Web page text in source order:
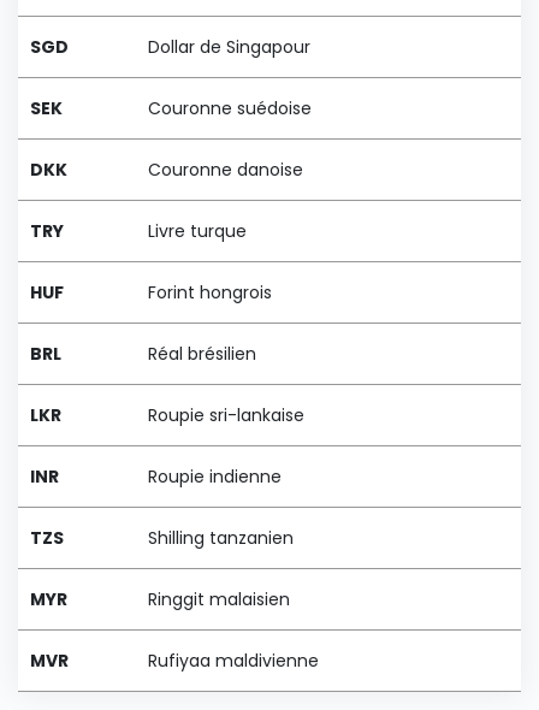
SGD Dollar de Singapour
SEK Couronne suédoise
DKK Couronne danoise
TRY Livre turque
HUF Forint hongrois
BRL Réal brésilien
LKR Roupie sri-lankaise
INR Roupie indienne
TZS Shilling tanzanien
MYR Ringgit malaisien
MVR Rufiyaa maldivienne